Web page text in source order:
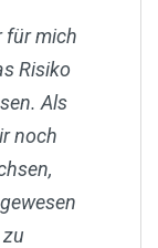
für mich
Risiko
Als
noch